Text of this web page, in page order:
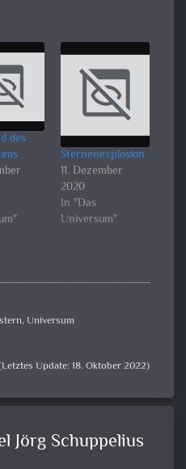
des
Sternenexplosion
11. Dezember
2020
In "Das
Universum"
,Universum
Update: 18. Oktober 2022)
Jörg Schuppelius